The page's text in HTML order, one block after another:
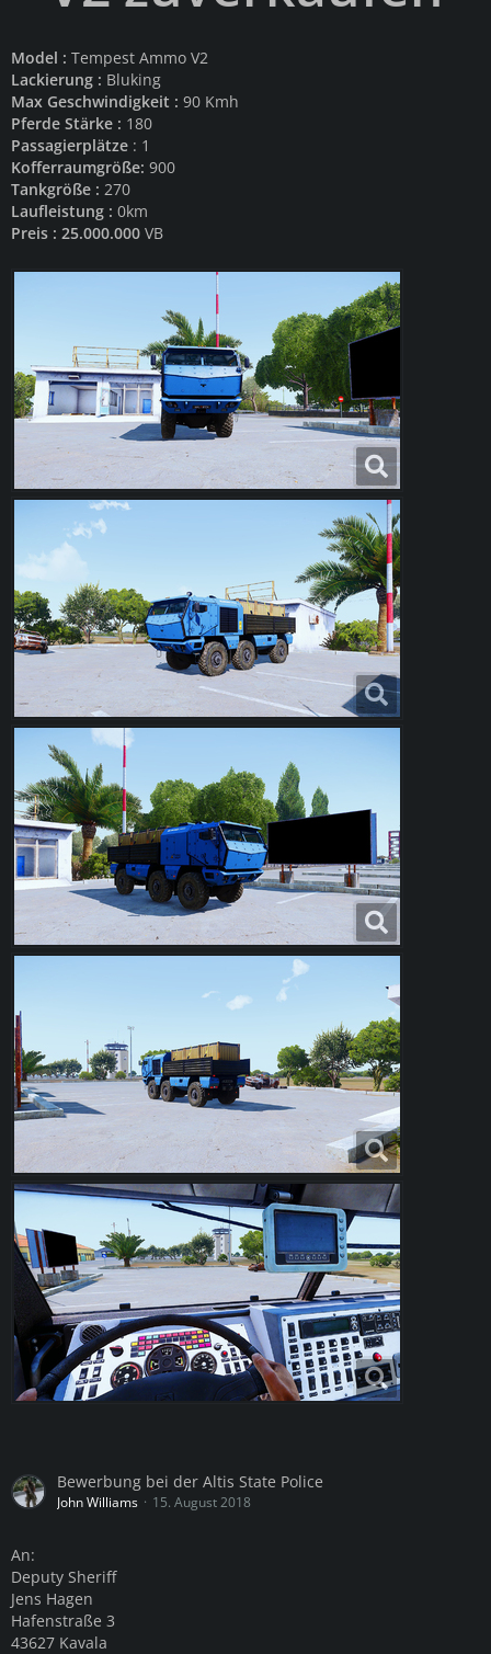
Model : Tempest Ammo V2
Lackierung : Bluking
Max Geschwindigkeit : 90 Kmh
Pferde Stärke : 180
Passagierplätze : 1
Kofferraumgröße: 900
Tankgröße : 270
Laufleistung : 0km
Preis : 25.000.000 VB
Bewerbung bei der Altis State Police
John Williams 15. August 2018
An:
Deputy Sheriff
Jens Hagen
Hafenstraße 3
43627 Kavala